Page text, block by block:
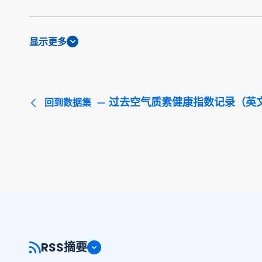
显示更多
回到数据集 过去空气质素健康指数记录（英
RSS摘要